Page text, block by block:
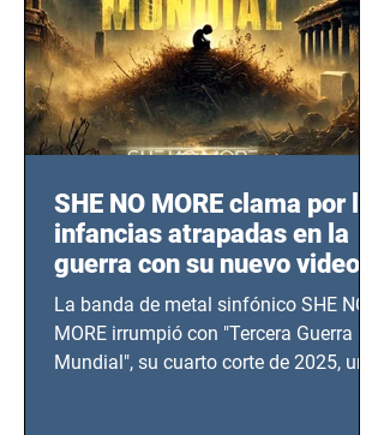
SHE NO MORE clama por las
infancias atrapadas en la
guerra con su nuevo video
TERCERA GUERRA
MUNDIAL
La banda de metal sinfónico SHE NO
MORE irrumpió con "Tercera Guerra
Mundial", su cuarto corte de 2025, un